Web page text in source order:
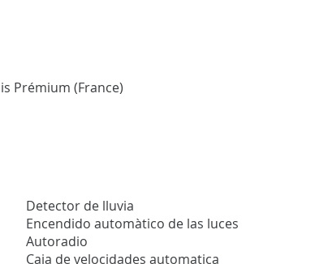
Prémium (France)
Detector de lluvia
Encendido automàtico de las luces
Autoradio
Caja de velocidades automatica